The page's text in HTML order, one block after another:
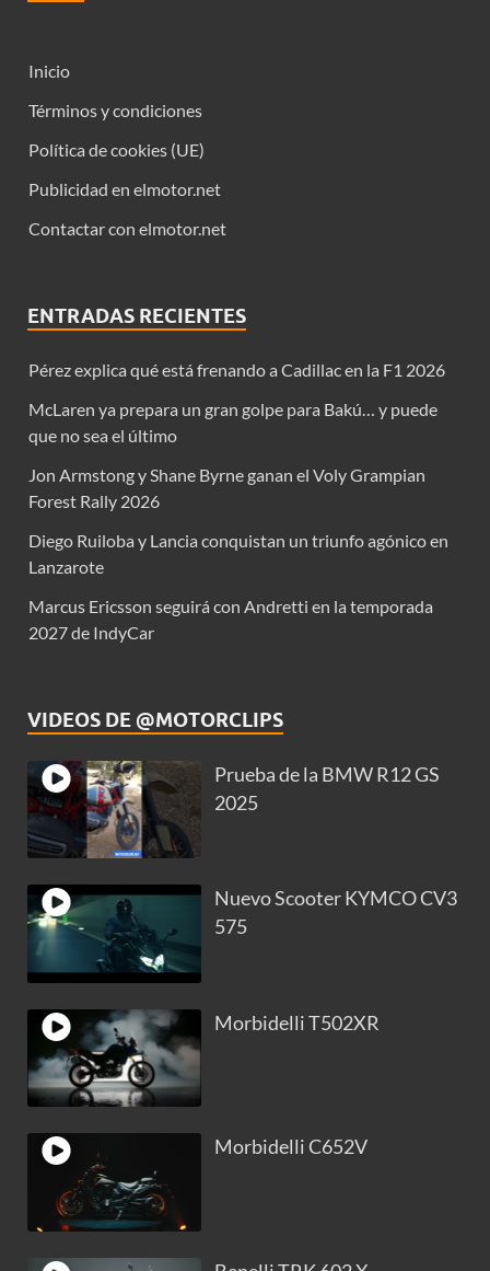
Inicio
Términos y condiciones
Política de cookies (UE)
Publicidad en elmotor.net
Contactar con elmotor.net
ENTRADAS RECIENTES
Pérez explica qué está frenando a Cadillac en la F1 2026
McLaren ya prepara un gran golpe para Bakú… y puede
que no sea el último
Jon Armstong y Shane Byrne ganan el Voly Grampian
Forest Rally 2026
Diego Ruiloba y Lancia conquistan un triunfo agónico en
Lanzarote
Marcus Ericsson seguirá con Andretti en la temporada
2027 de IndyCar
VIDEOS DE @MOTORCLIPS
Prueba de la BMW R12 GS
2025
Nuevo Scooter KYMCO CV3
575
Morbidelli T502XR
Morbidelli C652V